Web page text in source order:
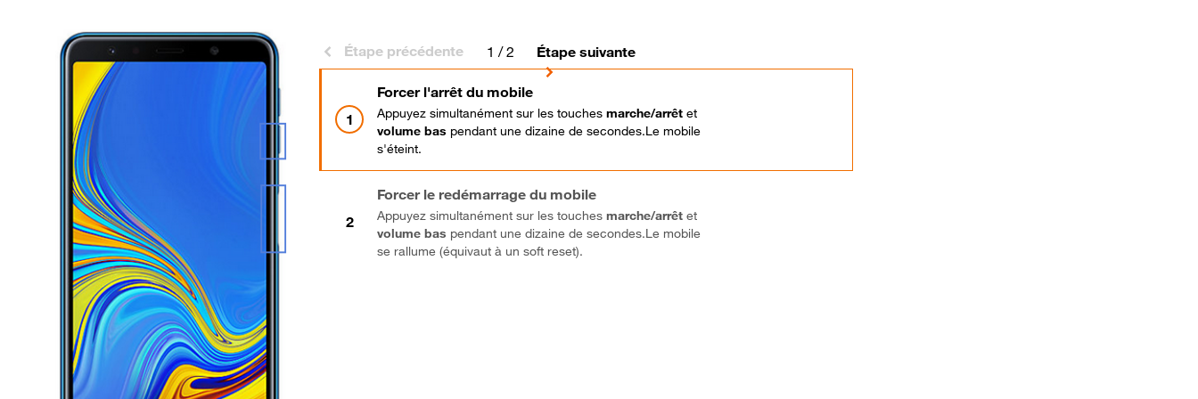
Étape précédente 1 / 2 Étape suivante
Forcer l'arrêt du mobile
Appuyez simultanément sur les touchesmarche/arrêt et
volume bas pendant une dizaine de secondes.Le mobile
s'éteint.
Forcer le redémarrage du mobile
Appuyez simultanément sur les touchesmarche/arrêt et
volume bas pendant une dizaine de secondes.Le mobile
se rallume (équivaut à un soft reset).